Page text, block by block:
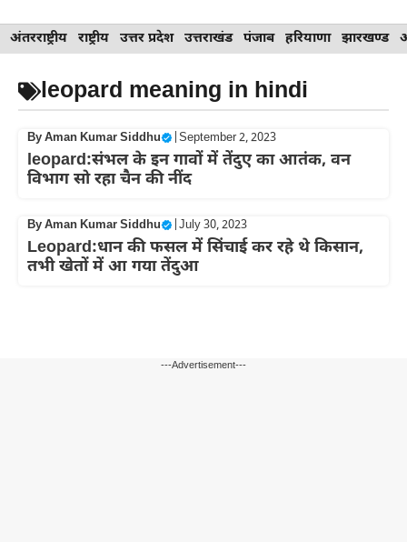
Skip
to
content
अंतरराष्ट्रीय राष्ट्रीय उत्तर प्रदेश उत्तराखंड पंजाब हरियाणा झारखण्ड
leopard meaning in hindi
ByAman Kumar Siddhu September 2, 2023
leopard:संभल के इन गावों में तेंदुए का आतंक, वन
विभाग सो रहा चैन की नींद
ByAman Kumar Siddhu July 30, 2023
Leopard:धान की फसल में सिंचाई कर रहे थे किसान,
तभी खेतों में आ गया तेंदुआ
---Advertisement---